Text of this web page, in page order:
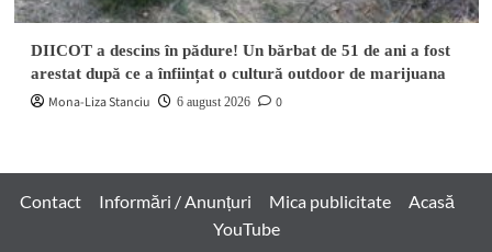
DIICOT a descins în pădure! Un bărbat de 51 de ani a fost
arestat după ce a înființat o cultură outdoor de marijuana
Mona-Liza Stanciu 6 august 2026 0
Contact Informări / Anunțuri Mica publicitate
Acasă
YouTube